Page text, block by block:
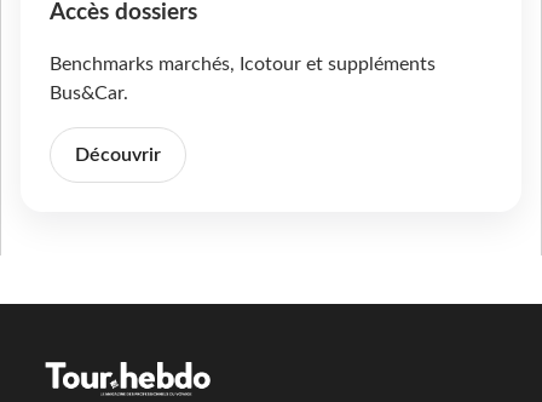
Accès dossiers
Benchmarks marchés, Icotour et suppléments
Bus&Car.
Découvrir